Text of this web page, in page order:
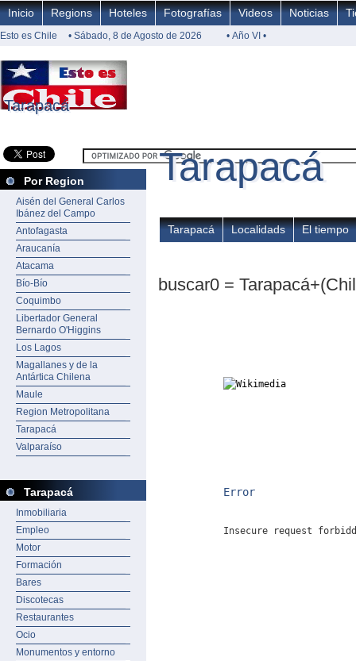
Tarapacá
Tarapacá
Inicio Regions Hoteles Fotografías Videos Noticias
Esto es Chile • Sábado, 8 de Agosto de 2026 • Año VI •
Por Region
Aisén del General Carlos
Ibánez del Campo
Antofagasta
Araucanía
Atacama
Bío-Bío
Coquimbo
Libertador General
Bernardo O'Higgins
Los Lagos
Magallanes y de la
Antártica Chilena
Maule
Region Metropolitana
Tarapacá
Valparaíso
Tarapacá
Inmobiliaria
Empleo
Motor
Formación
Bares
Discotecas
Restaurantes
Ocio
Monumentos y entorno
Tarapacá
Tarapacá
Tarapacá Localidads El tiempo
buscar0 =
Error
Insecure request